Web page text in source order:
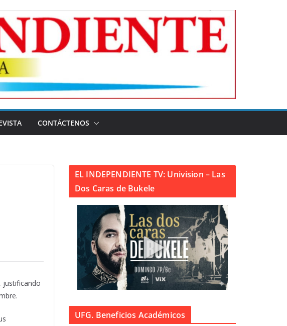
CONTÁCTENOS
justificando
EL INDEPENDIENTE TV: Univision – Las
Dos Caras de Bukele
UFG. Beneficios Académicos